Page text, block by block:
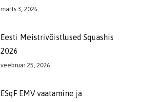
märts 3, 2026
Eesti Meistrivõistlused Squashis
2026
veebruar 25, 2026
ESqF EMV vaatamine ja